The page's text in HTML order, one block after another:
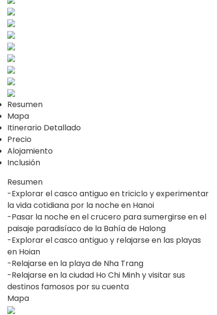
Resumen
Mapa
Itinerario Detallado
Precio
Alojamiento
Inclusión
Resumen
-Explorar el casco antiguo en triciclo y experimentar
la vida cotidiana por la noche en Hanoi
-Pasar la noche en el crucero para sumergirse en el
paisaje paradisíaco de la Bahía de Halong
-Explorar el casco antiguo y relajarse en las playas
en Hoian
-Relajarse en la playa de Nha Trang
-Relajarse en la ciudad Ho Chi Minh y visitar sus
destinos famosos por su cuenta
Mapa